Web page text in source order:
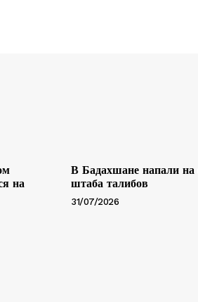
на
В Бадахшане напали на
штаба талибов
31/07/2026